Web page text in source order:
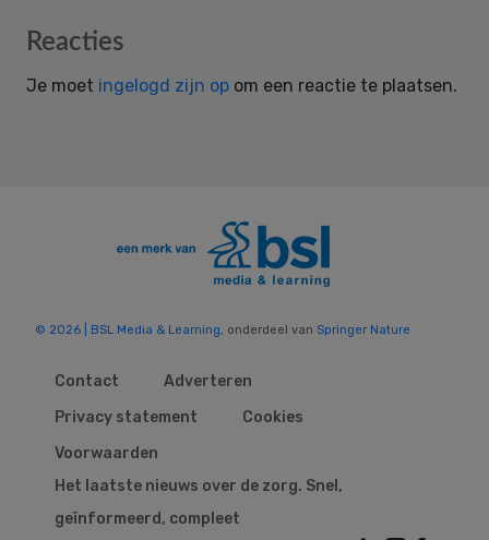
Reader
Reacties
Je moet ingelogd zijn op om een reactie te plaatsen.
© 2026 | BSL Media & Learning, onderdeel van Springer Nature
Contact
Adverteren
Privacy statement
Cookies
Voorwaarden
Het laatste nieuws over de zorg. Snel,
geïnformeerd, compleet